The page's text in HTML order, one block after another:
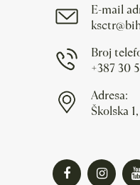
E-mail
Broj
+387 30
Adresa:
Školska